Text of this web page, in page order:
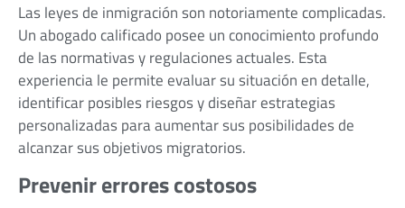
Las leyes de inmigración son notoriamente complicadas.
Un abogado calificado posee un conocimiento profundo
de las normativas y regulaciones actuales. Esta
experiencia le permite evaluar su situación en detalle,
identificar posibles riesgos y diseñar estrategias
personalizadas para aumentar sus posibilidades de
alcanzar sus objetivos migratorios.
Prevenir errores costosos